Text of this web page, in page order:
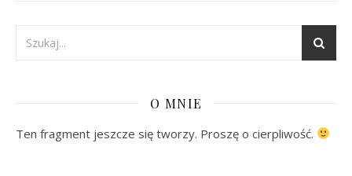
O MNIE
Ten fragment jeszcze się tworzy. Proszę o cierpliwość.